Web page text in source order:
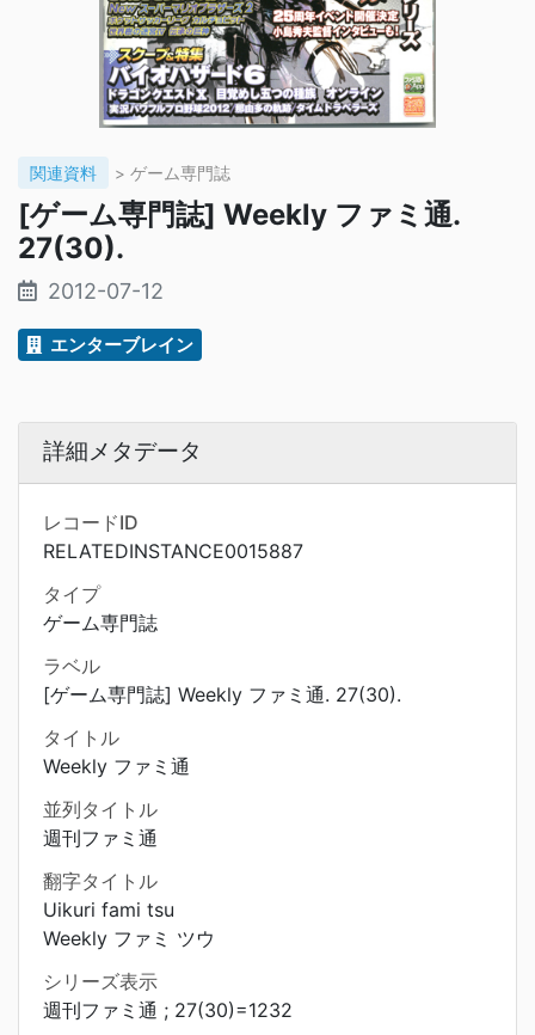
関連資料 > ゲーム専門誌
[ゲーム専門誌] Weekly ファミ通.
27(30).
2012-07-12
エンターブレイン
詳細メタデータ
レコードID
RELATEDINSTANCE0015887
タイプ
ゲーム専門誌
ラベル
[ゲーム専門誌] Weekly ファミ通. 27(30).
タイトル
Weekly ファミ通
並列タイトル
週刊ファミ通
翻字タイトル
Uikuri fami tsu
Weekly ファミ ツウ
シリーズ表示
週刊ファミ通 ; 27(30)=1232